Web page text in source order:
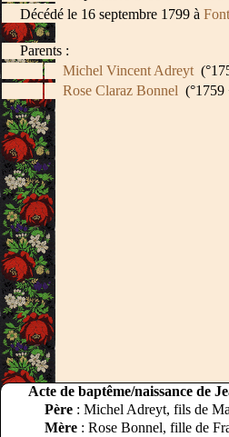
Décédé le 16 septembre 1799 à
Parents :
Michel Vincent Adreyt
Rose Claraz Bonnel (°1759
Acte de baptême/naissance de
Père : Michel Adreyt, fils de
Mère : Rose Bonnel, fille de